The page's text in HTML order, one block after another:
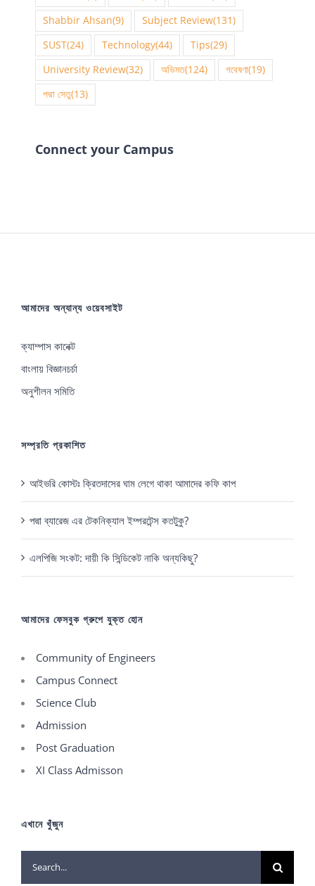
Shabbir Ahsan(9) Subject Review(131)
SUST(24) Technology(44) Tips(29)
University Review(32) অভিমত(124) গবেষণা(19)
পদ্মা সেতু(13)
Connect your Campus
আমাদের অন্যান্য ওয়েবসাইট
ক্যাম্পাস কানেক্ট
বাংলায় বিজ্ঞানচর্চা
অনুশীলন সমিতি
সম্প্রতি প্রকাশিত
আইভরি কোস্টঃ ক্রিতদাসের ঘাম লেগে থাকা আমাদের কফি কাপ
পদ্মা ব্যারেজ এর টেকনিক্যাল ইম্পরটেন্স কতটুকু?
এলপিজি সংকট: দায়ী কি সিন্ডিকেট নাকি অন্যকিছু?
আমাদের ফেসবুক গ্রুপে যুক্ত হোন
Community of Engineers
Campus Connect
Science Club
Admission
Post Graduation
XI Class Admisson
এখানে খুঁজুন
Search